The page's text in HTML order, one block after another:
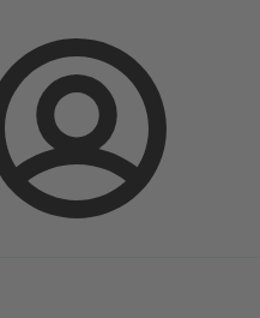
Login
4MC